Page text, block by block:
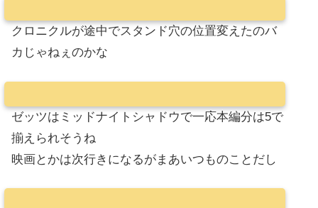
クロニクルが途中でスタンド穴の位置変えたのバ
カじゃねぇのかな
ゼッツはミッドナイトシャドウで一応本編分は5で
揃えられそうね
映画とかは次行きになるがまあいつものことだし